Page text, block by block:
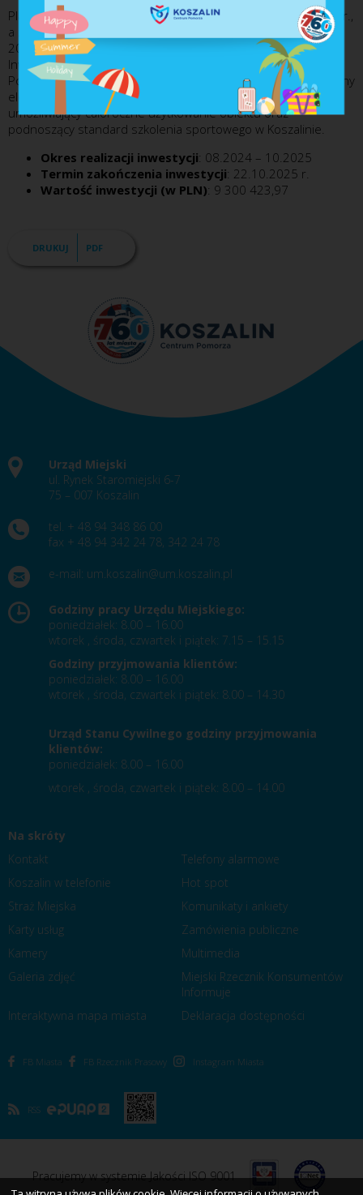
Plac budowy przekazano wykonawcy w dniu 9 sierpnia 2024 r.,
a zakończenie realizacji inwestycji nastąpiło 22 października
2025 r.
Inwestycja została dofinansowana z Rządowego Funduszu
Polski Ład: Programu Inwestycji Strategicznych i stanowi istotny
element rozwoju infrastruktury sportowej miasta,
umożliwiający całoroczne użytkowanie obiektu oraz
podnoszący standard szkolenia sportowego w Koszalinie.
Okres realizacji inwestycji: 08.2024 – 10.2025
Termin zakończenia inwestycji: 22.10.2025 r.
Wartość inwestycji (w PLN): 9 300 423,97
DRUKUJ PDF
Urząd Miejski
ul. Rynek Staromiejski 6-7
75 – 007 Koszalin
tel. + 48 94 348 86 00
fax + 48 94 342 24 78, 342 24 78
e-mail: um.koszalin@um.koszalin.pl
Godziny pracy Urzędu Miejskiego:
poniedziałek: 8.00 – 16.00
wtorek , środa, czwartek i piątek: 7.15 – 15.15
Godziny przyjmowania klientów:
poniedziałek: 8.00 – 16.00
wtorek , środa, czwartek i piątek: 8.00 – 14.30
Urząd Stanu Cywilnego godziny przyjmowania
klientów:
poniedziałek: 8.00 – 16.00
wtorek , środa, czwartek i piątek: 8.00 – 14.00
Na skróty
Kontakt
Telefony alarmowe
Koszalin w telefonie
Hot spot
Straż Miejska
Komunikaty i ankiety
Karty usług
Zamówienia publiczne
Kamery
Multimedia
Galeria zdjęć
Miejski Rzecznik Konsumentów
Informuje
Interaktywna mapa miasta
Deklaracja dostępności
FB Miasta FB Rzecznik Prasowy Instagram Miasta
RSS
Pracujemy w systemie Jakości ISO 9001